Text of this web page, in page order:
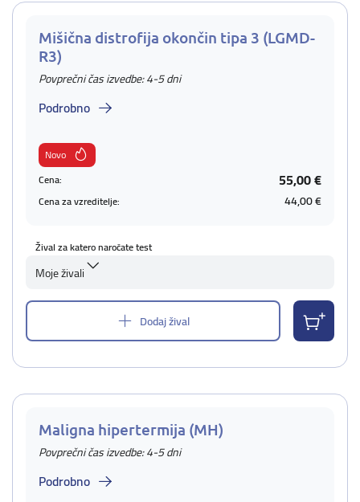
Mišična distrofija okončin tipa 3 (LGMD-
R3)
Povprečni čas izvedbe: 4-5 dni
Podrobno
Novo
Cena:
55,00 €
Cena za vzreditelje: 44,00 €
Žival za katero naročate test
Moje živali
Dodaj žival
Maligna hipertermija (MH)
Povprečni čas izvedbe: 4-5 dni
Podrobno